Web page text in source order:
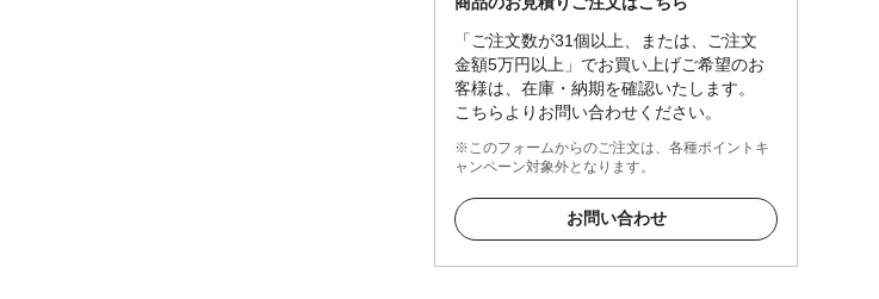
「ご注文数が31個以上、または、ご注文
金額5万円以上」でお買い上げご希望のお
客様は、在庫・納期を確認いたします。
こちらよりお問い合わせください。
※このフォームからのご注文は、各種ポイントキ
ャンペーン対象外となります。
お問い合わせ